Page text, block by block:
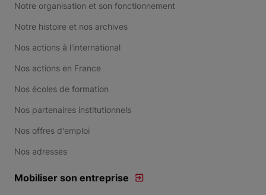
Notre organisation et son fonctionnement
Notre histoire et nos archives
Nos actions à l'international
Nos actions en France
Nos écoles de formation
Nos partenaires institutionnels
Nos offres d'emploi
Nos adresses
Mobiliser son entreprise